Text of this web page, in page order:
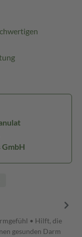
• Hilft, die
gesunden Darm